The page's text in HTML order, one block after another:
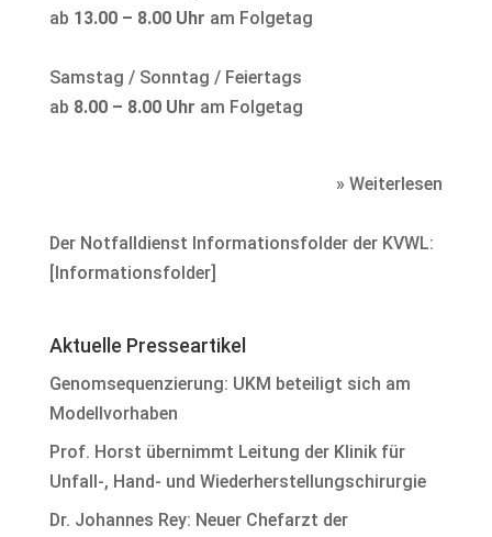
ab 13.00 – 8.00 Uhr am Folgetag
Samstag / Sonntag / Feiertags
ab 8.00 – 8.00 Uhr am Folgetag
» Weiterlesen
Der Notfalldienst Informationsfolder der KVWL:
[Informationsfolder]
Aktuelle Presseartikel
Genomsequenzierung: UKM beteiligt sich am
Modellvorhaben
Prof. Horst übernimmt Leitung der Klinik für
Unfall-, Hand- und Wiederherstellungschirurgie
Dr. Johannes Rey: Neuer Chefarzt der